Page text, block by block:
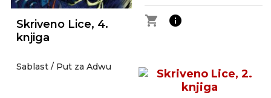
Skriveno Lice, 4.
knjiga
Sablast / Put za Adwu
shopping_cart
info